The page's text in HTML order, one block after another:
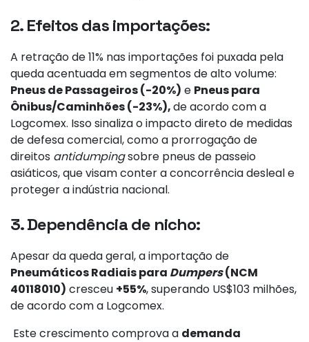
2. Efeitos das importações:
A retração de 11% nas importações foi puxada pela
queda acentuada em segmentos de alto volume:
Pneus de Passageiros (-20%) e Pneus para
Ônibus/Caminhões (-23%),de acordo com a
Logcomex. Isso sinaliza o impacto direto de medidas
de defesa comercial, como a prorrogação de
direitos antidumpingsobre pneus de passeio
asiáticos, que visam conter a concorrência desleal e
proteger a indústria nacional.
3. Dependência de nicho:
Apesar da queda geral, a importação de
Pneumáticos Radiais para Dumpers(NCM
40118010) cresceu +55%, superando US$103 milhões,
de acordo com a Logcomex.
Este crescimento comprova a demanda